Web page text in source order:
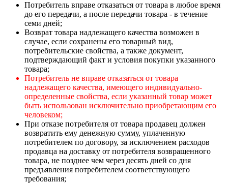
Потребитель вправе отказаться от товара в любое время
до его передачи, а после передачи товара - в течение
семи дней;
Возврат товара надлежащего качества возможен в
случае, если сохранены его товарный вид,
потребительские свойства, а также документ,
подтверждающий факт и условия покупки указанного
товара;
Потребитель не вправе отказаться от товара
надлежащего качества, имеющего индивидуально-
определенные свойства, если указанный товар может
быть использован исключительно приобретающим его
человеком;
При отказе потребителя от товара продавец должен
возвратить ему денежную сумму, уплаченную
потребителем по договору, за исключением расходов
продавца на доставку от потребителя возвращенного
товара, не позднее чем через десять дней со дня
предъявления потребителем соответствующего
требования;